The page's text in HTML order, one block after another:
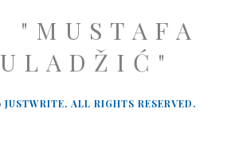
"MUSTAFA
ALL RIGHTS RESERVED.